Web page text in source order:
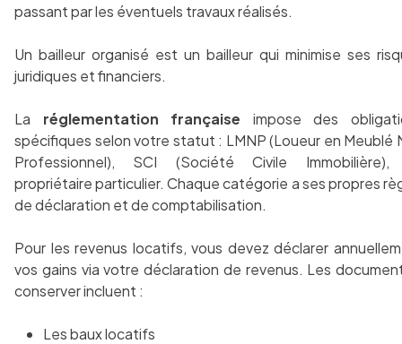
passant par les éventuels travaux réalisés.
Un bailleur organisé est un bailleur qui minimise ses
juridiques et financiers.
La réglementation française impose des
spécifiques selon votre statut : LMNP (Loueur en Meublé
Professionnel), SCI (Société Civile
propriétaire particulier. Chaque catégorie a ses propres
de déclaration et de comptabilisation.
Pour les revenus locatifs, vous devez déclarer
vos gains via votre déclaration de revenus. Les
conserver incluent :
Les baux locatifs